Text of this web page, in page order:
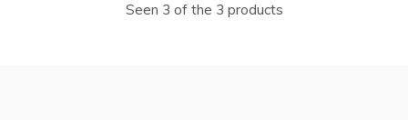
Seen 3 of the 3 products